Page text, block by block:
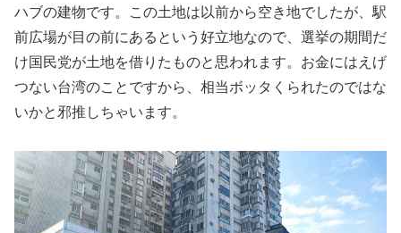
ハブの建物です。この土地は以前から空き地でしたが、駅
前広場が目の前にあるという好立地なので、選挙の期間だ
け国民党が土地を借りたものと思われます。お金にはえげ
つない台湾のことですから、相当ボッタくられたのではな
いかと邪推しちゃいます。